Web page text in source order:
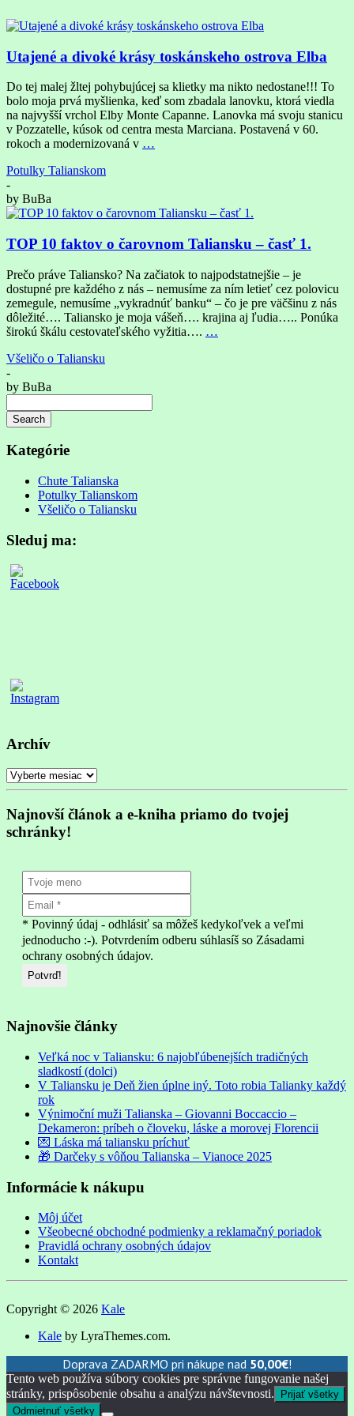
Utajené a divoké krásy toskánskeho ostrova Elba
Do tej malej žltej pohybujúcej sa klietky ma nikto nedostane!!! To
bolo moja prvá myšlienka, keď som zbadala lanovku, ktorá viedla
na najvyšší vrchol Elby Monte Capanne. Lanovka má svoju stanicu
v Pozzatelle, kúsok od centra mesta Marciana. Postavená v 60.
rokoch a modernizovaná v …
Potulky Talianskom
-
by BuBa
TOP 10 faktov o čarovnom Taliansku – časť 1.
Prečo práve Taliansko? Na začiatok to najpodstatnejšie – je
dostupné pre každého z nás – nemusíme za ním letieť cez polovicu
zemegule, nemusíme „vykradnúť banku“ – čo je pre väčšinu z nás
dôležité…. Taliansko je moja vášeň…. krajina aj ľudia….. Ponúka
širokú škálu cestovateľského vyžitia…. …
Všeličo o Taliansku
-
by BuBa
Search
is
progress
Kategórie
Chute Talianska
Potulky Talianskom
Všeličo o Taliansku
Sleduj ma:
Archív
Archív
Najnovší článok a e-kniha priamo do tvojej
schránky!
* Povinný údaj - odhlásiť sa môžeš kedykoľvek a veľmi
jednoducho :-). Potvrdením odberu súhlasíš so Zásadami
ochrany osobných údajov.
Najnovšie články
Veľká noc v Taliansku: 6 najobľúbenejších tradičných
sladkostí (dolci)
V Taliansku je Deň žien úplne iný. Toto robia Talianky každý
rok
Výnimoční muži Talianska – Giovanni Boccaccio –
Dekameron: príbeh o človeku, láske a morovej Florencii
💌 Láska má taliansku príchuť
🎁 Darčeky s vôňou Talianska – Vianoce 2025
Informácie k nákupu
Môj účet
Všeobecné obchodné podmienky a reklamačný poriadok
Pravidlá ochrany osobných údajov
Kontakt
Copyright © 2026 Kale
Kale by LyraThemes.com.
Doprava ZADARMO pri nákupe nad 50,00€!
Tento web používa súbory cookies pre správne fungovanie našej
stránky, prispôsobenie obsahu a analýzu návštevnosti.
Prijať všetky
Odmietnuť všetky